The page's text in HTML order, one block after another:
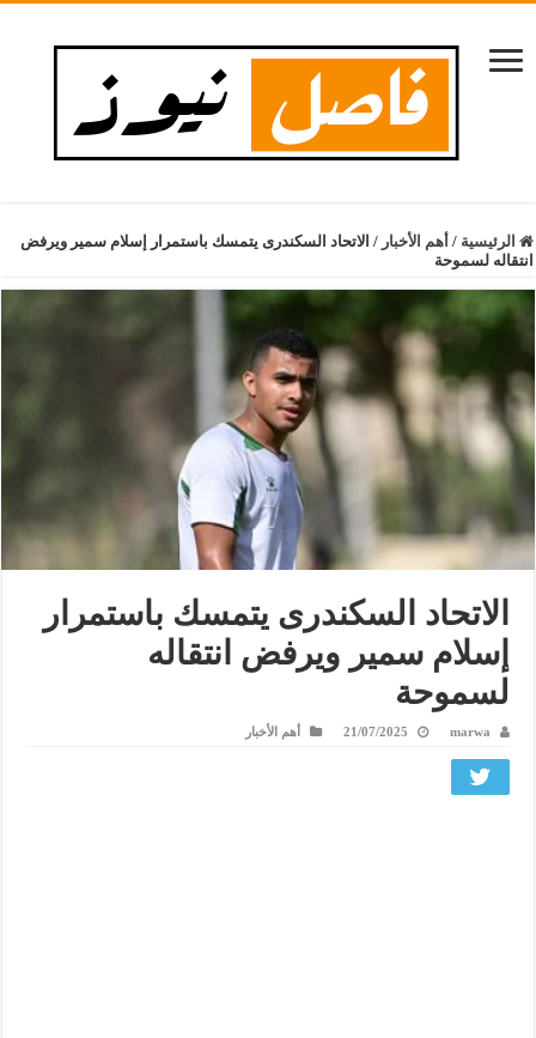
الرئيسية / أهم الأخبار / الاتحاد السكندرى يتمسك باستمرار إسلام سمير ويرفض
انتقاله لسموحة
الاتحاد السكندرى يتمسك باستمرار
إسلام سمير ويرفض انتقاله
لسموحة
marwa
21/07/2025 أهم الأخبار